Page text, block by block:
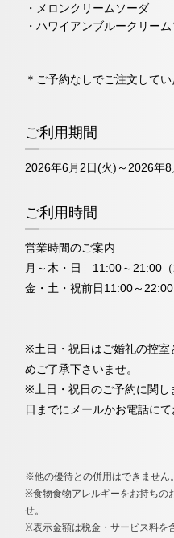
・メロンクリームソーダ
・ハワイアンブルークリー
＊ご予約なしでご注文してい
ご利用期間
2026年6月2日(火)～2026年
ご利用時間
営業時間のご案内
月～木・日 11:00～21:00
金・土・祝前日11:00～
※土日・祝日はご婚礼の控室
めご了承下さいませ。
​※土日・祝日のご予約に関し
日までにメールかお電話にて
※他の優待との併用はできません。
※食物食物アレルギーをお持ちの
せ。
※表示金額は税金・サービス料を